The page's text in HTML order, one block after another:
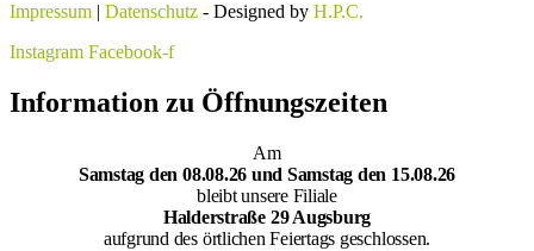
Impressum | Datenschutz - Designed by H.P.C.
Instagram Facebook-f
Information zu Öffnungszeiten
Am
Samstag den 08.08.26 und Samstag den 15.08.26
bleibt unsere Filiale
Halderstraße 29 Augsburg
aufgrund des örtlichen Feiertags geschlossen.